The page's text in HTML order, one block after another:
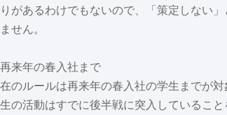
があるわけでもないので、「策定しない
せん。
来年の春入社まで
のルールは再来年の春入社の学生までが対
の活動はすでに後半戦に突入しているこ